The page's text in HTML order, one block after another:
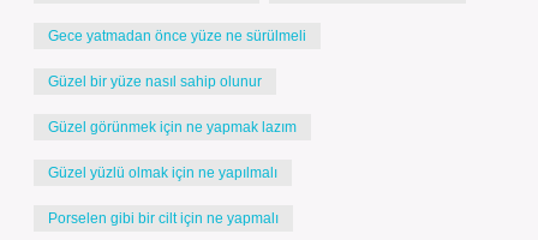
Gece yatmadan önce yüze ne sürülmeli
Güzel bir yüze nasıl sahip olunur
Güzel görünmek için ne yapmak lazım
Güzel yüzlü olmak için ne yapılmalı
Porselen gibi bir cilt için ne yapmalı